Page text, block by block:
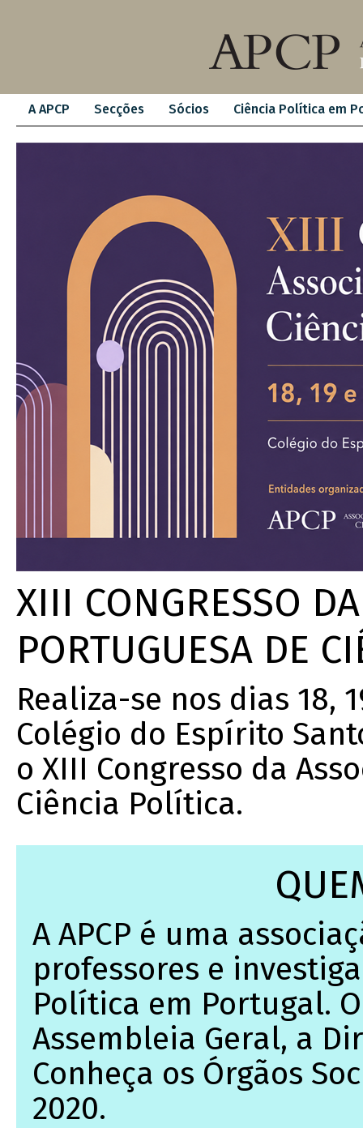
A APCP Secções Sócios Ciência Política em
XIII CONGRESSO
PORTUGUESA DE
Realiza-se nos dias 18,
Colégio do Espírito
o XIII Congresso da
Ciência Política.
A APCP é uma
professores e
Política em Portugal.
Assembleia Geral, a
Conheça os Órgãos
2020.